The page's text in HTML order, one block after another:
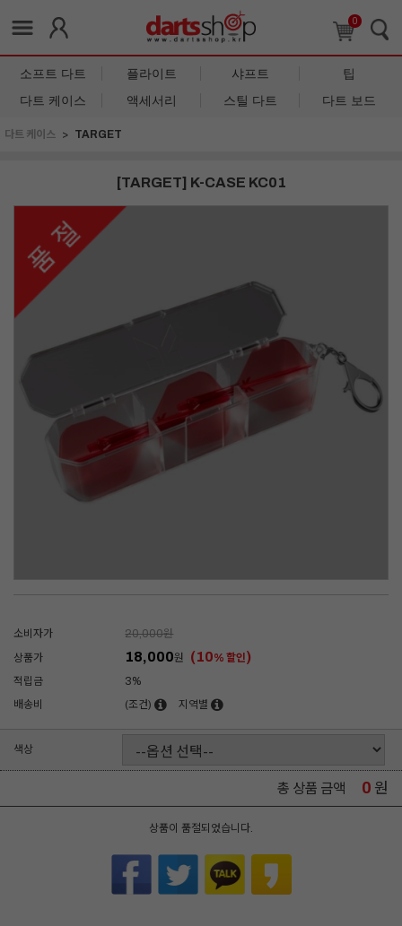
0
소프트 다트 플라이트 샤프트
팁
다트 케이스
액세서리 스틸 다트 다트 보드
다트 케이스 TARGET
[TARGET] K-CASE KC01
소비자가 20,000원
상품가
18,000원 (10% 할인)
적립금
3%
배송비
(조건) 지역별
색상
총 상품 금액 0 원
상품이 품절되었습니다.